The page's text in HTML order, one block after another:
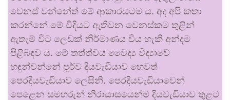
වෙනස් වන්නේත් මේ ආකාරයටම ය. අද අපි කතා
කරන්නේ මේ විදියට ඇතිවන වෙනස්කම තුළින්
ඇතැම් විට ලෙඩක් නිර්මාණය විය හැකි අන්දම
පිළිබඳව ය. මේ තත්ත්වය වෛද්‍ය විද්‍යාවේ
හඳුන්වන්නේ පූර්ව දියවැඩියාව හෙවත්
පෙරදියවැඩියාව ලෙසිනි. පෙරදියවැඩියාවෙන්
පෙළෙන සමහරුන් නිරායාසයෙන්ම දියවැඩියාව තුළට